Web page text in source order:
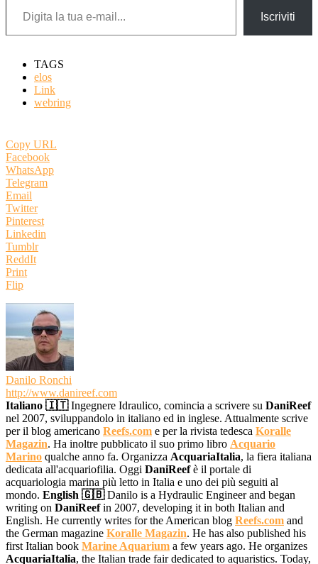
Iscriviti
TAGS
elos
Link
webring
Copy URL
Facebook
WhatsApp
Telegram
Email
Twitter
Pinterest
Linkedin
Tumblr
ReddIt
Print
Flip
Danilo Ronchi
http://www.danireef.com
Italiano 🇮🇹Ingegnere Idraulico, comincia a scrivere su DaniReef
nel 2007, sviluppandolo in italiano ed in inglese. Attualmente scrive
per il blog americano Reefs.com e per la rivista tedesca Koralle
Magazin. Ha inoltre pubblicato il suo primo libro Acquario
Marino qualche anno fa. Organizza AcquariaItalia, la fiera italiana
dedicata all'acquariofilia. Oggi DaniReefè il portale di
acquariologia marina più letto in Italia e uno dei più seguiti al
mondo. English 🇬🇧Danilo is a Hydraulic Engineer and began
writing on DaniReefin 2007, developing it in both Italian and
English. He currently writes for the American blog Reefs.com and
the German magazine Koralle Magazin. He has also published his
first Italian book Marine Aquarium a few years ago. He organizes
AcquariaItalia, the Italian trade fair dedicated to aquaristics. Today,